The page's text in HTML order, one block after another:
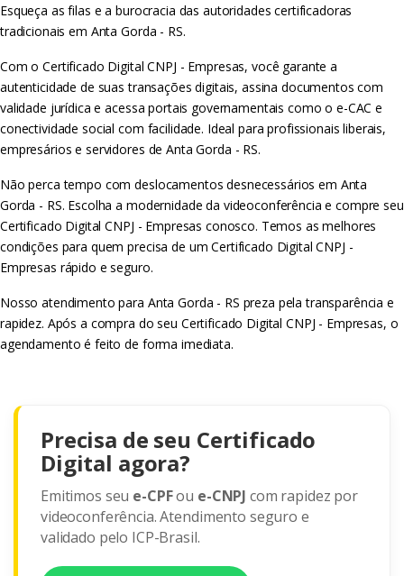
Esqueça as filas e a burocracia das autoridades certificadoras
tradicionais em Anta Gorda - RS.
Com o Certificado Digital CNPJ - Empresas, você garante a
autenticidade de suas transações digitais, assina documentos com
validade jurídica e acessa portais governamentais como o e-CAC e
conectividade social com facilidade. Ideal para profissionais liberais,
empresários e servidores de Anta Gorda - RS.
Não perca tempo com deslocamentos desnecessários em Anta
Gorda - RS. Escolha a modernidade da videoconferência e compre seu
Certificado Digital CNPJ - Empresas conosco. Temos as melhores
condições para quem precisa de um Certificado Digital CNPJ -
Empresas rápido e seguro.
Nosso atendimento para Anta Gorda - RS preza pela transparência e
rapidez. Após a compra do seu Certificado Digital CNPJ - Empresas, o
agendamento é feito de forma imediata.
Precisa de seu Certificado
Digital agora?
Emitimos seu e-CPFou e-CNPJ com rapidez por
videoconferência. Atendimento seguro e
validado pelo ICP-Brasil.